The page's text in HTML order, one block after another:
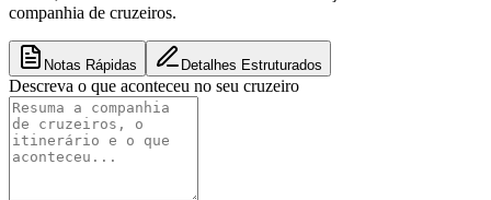
companhia de cruzeiros.
Notas Rápidas Detalhes Estruturados
Descreva o que aconteceu no seu cruzeiro